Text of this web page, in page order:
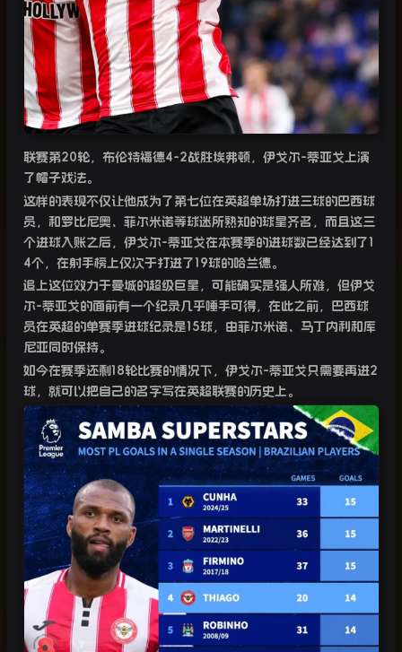
联赛第20轮，布伦特福德4-2战胜埃弗顿，伊戈尔-蒂亚戈上演
了帽子戏法。
这样的表现不仅让他成为了第七位在英超单场打进三球的巴西球
员，和罗比尼奥、菲尔米诺等球迷所熟知的球星齐名，而且这三
个进球入账之后，伊戈尔-蒂亚戈在本赛季的进球数已经达到了1
4个，在射手榜上仅次于打进了19球的哈兰德。
追上这位效力于曼城的超级巨星，可能确实是强人所难，但伊戈
尔-蒂亚戈的面前有一个纪录几乎唾手可得，在此之前，巴西球
员在英超的单赛季进球纪录是15球，由菲尔米诺、马丁内利和库
尼亚同时保持。
如今在赛季还剩 18轮比赛的情况下，伊戈尔-蒂亚戈只需要再进2
球，就可以把自己的名字写在英超联赛的历史上。